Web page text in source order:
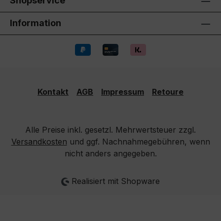
Information
Kontakt AGB Impressum Retoure
Alle Preise inkl. gesetzl. Mehrwertsteuer zzgl.
Versandkosten und ggf. Nachnahmegebühren, wenn
nicht anders angegeben.
Realisiert mit Shopware